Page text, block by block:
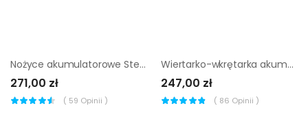
Nożyce akumulatorowe Sterwins Solo 20V 50cm na wysięgniku
271,00 zł
( 59 Opinii )
Wiertarko-wkrętarka akumulatorowa Ryobi One+ RAD1801 18V
247,00 zł
( 86 Opinii )